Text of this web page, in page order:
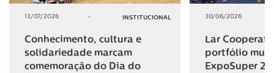
13/07/2026 - INSTITUCIONAL
Conhecimento, cultura e
solidariedade marcam
comemoração do Dia do
30/06/2026
Lar
portfólio
ExpoSuper